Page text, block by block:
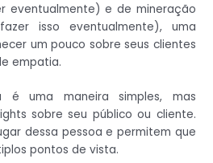
eventualmente) e de mineração
isso eventualmente), uma
um pouco sobre seus clientes
empatia.
uma maneira simples, mas
sobre seu público ou cliente.
dessa pessoa e permitem que
pontos de vista.